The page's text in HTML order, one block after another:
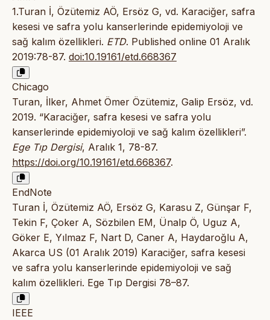
1.Turan İ, Özütemiz AÖ, Ersöz G, vd. Karaciğer, safra
kesesi ve safra yolu kanserlerinde epidemiyoloji ve
sağ kalım özellikleri. ETD. Published online 01 Aralık
2019:78-87. doi:10.19161/etd.668367
Chicago
Turan, İlker, Ahmet Ömer Özütemiz, Galip Ersöz, vd.
2019. “Karaciğer, safra kesesi ve safra yolu
kanserlerinde epidemiyoloji ve sağ kalım özellikleri”.
Ege Tıp Dergisi, Aralık 1, 78-87.
https://doi.org/10.19161/etd.668367.
EndNote
Turan İ, Özütemiz AÖ, Ersöz G, Karasu Z, Günşar F,
Tekin F, Çoker A, Sözbilen EM, Ünalp Ö, Uguz A,
Göker E, Yılmaz F, Nart D, Caner A, Haydaroğlu A,
Akarca US (01 Aralık 2019) Karaciğer, safra kesesi
ve safra yolu kanserlerinde epidemiyoloji ve sağ
kalım özellikleri. Ege Tıp Dergisi 78–87.
IEEE